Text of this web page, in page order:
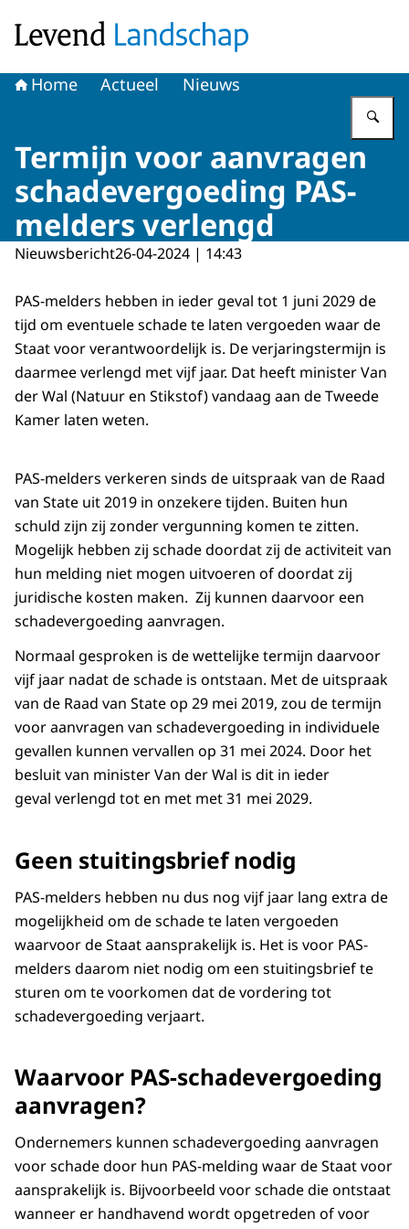
Home Actueel Nieuws
Termijn voor aanvragen
schadevergoeding PAS-
melders verlengd
Nieuwsbericht26-04-2024 | 14:43
PAS-melders hebben in ieder geval tot 1 juni 2029 de
tijd om eventuele schade te laten vergoeden waar de
Staat voor verantwoordelijk is. De verjaringstermijn is
daarmee verlengd met vijf jaar. Dat heeft minister Van
der Wal (Natuur en Stikstof) vandaag aan de Tweede
Kamer laten weten.
PAS-melders verkeren sinds de uitspraak van de Raad
van State uit 2019 in onzekere tijden. Buiten hun
schuld zijn zij zonder vergunning komen te zitten.
Mogelijk hebben zij schade doordat zij de activiteit van
hun melding niet mogen uitvoeren of doordat zij
juridische kosten maken. Zij kunnen daarvoor een
schadevergoeding aanvragen.
Normaal gesproken is de wettelijke termijn daarvoor
vijf jaar nadat de schade is ontstaan. Met de uitspraak
van de Raad van State op 29 mei 2019, zou de termijn
voor aanvragen van schadevergoeding in individuele
gevallen kunnen vervallen op 31 mei 2024. Door het
besluit van minister Van der Wal is dit in ieder
geval verlengd tot en met met 31 mei 2029.
Geen stuitingsbrief nodig
PAS-melders hebben nu dus nog vijf jaar lang extra de
mogelijkheid om de schade te laten vergoeden
waarvoor de Staat aansprakelijk is. Het is voor PAS-
melders daarom niet nodig om een stuitingsbrief te
sturen om te voorkomen dat de vordering tot
schadevergoeding verjaart.
Waarvoor PAS-schadevergoeding
aanvragen?
Ondernemers kunnen schadevergoeding aanvragen
voor schade door hun PAS-melding waar de Staat voor
aansprakelijk is. Bijvoorbeeld voor schade die ontstaat
wanneer er handhavend wordt opgetreden of voor